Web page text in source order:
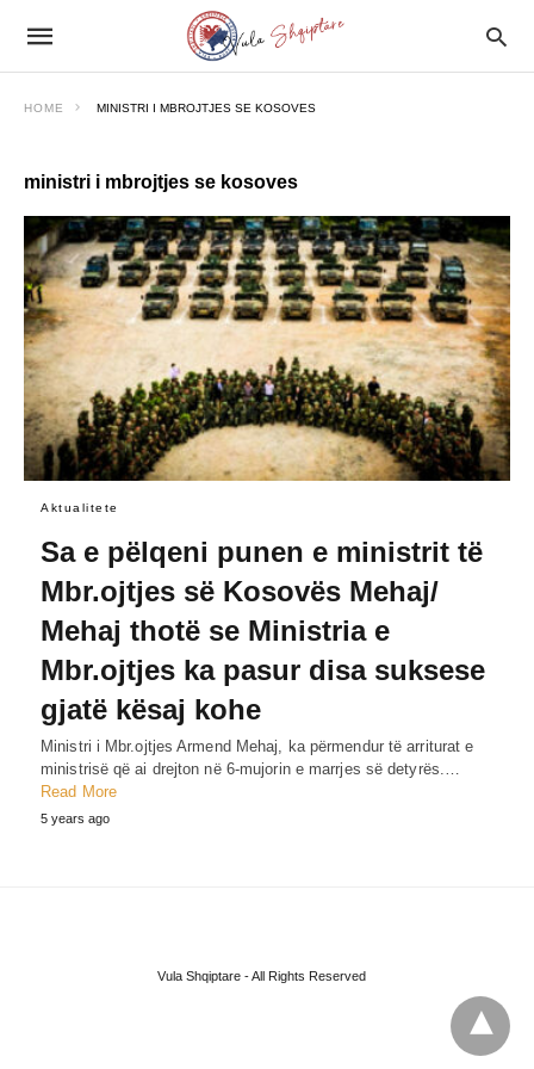
HOME MINISTRI I MBROJTJES SE KOSOVES
ministri i mbrojtjes se kosoves
Aktualitete
Sa e pëlqeni punen e ministrit të
Mbr.ojtjes së Kosovës Mehaj/
Mehaj thotë se Ministria e
Mbr.ojtjes ka pasur disa suksese
gjatë kësaj kohe
Ministri i Mbr.ojtjes Armend Mehaj, ka përmendur të arriturat e
ministrisë që ai drejton në 6-mujorin e marrjes së detyrës.…
Read More
5 years ago
Vula Shqiptare - All Rights Reserved